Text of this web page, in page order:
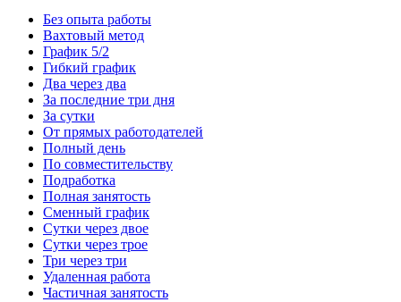
Без опыта работы
Вахтовый метод
График 5/2
Гибкий график
Два через два
За последние три дня
За сутки
От прямых работодателей
Полный день
По совместительству
Подработка
Полная занятость
Сменный график
Сутки через двое
Сутки через трое
Три через три
Удаленная работа
Частичная занятость